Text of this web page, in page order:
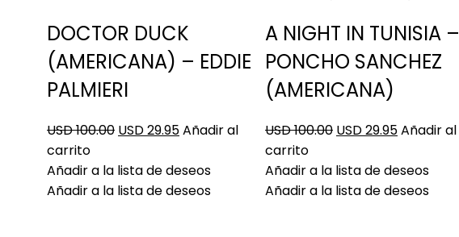
DOCTOR DUCK
(AMERICANA) – EDDIE
PALMIERI
USD 100.00 USD 29.95Añadir al
carrito
Añadir a la lista de deseos
Añadir a la lista de deseos
A NIGHT IN TUNISIA –
PONCHO SANCHEZ
(AMERICANA)
USD 100.00 USD 29.95Añadir al
carrito
Añadir a la lista de deseos
Añadir a la lista de deseos